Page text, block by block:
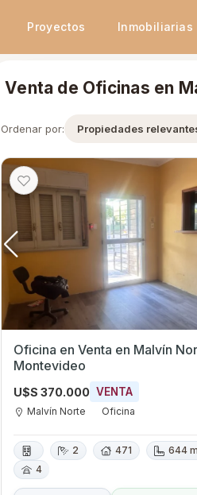
Proyectos Inmobiliarias
Venta de Oficinas en
Ordenar por: Propiedades
Oficina en Venta en Malvín Norte,
Montevideo
U$S 370.000 VENTA
Malvín Norte Oficina
2 471
644
4